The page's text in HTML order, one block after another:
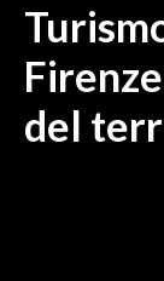
ITALIA
MONDO
del